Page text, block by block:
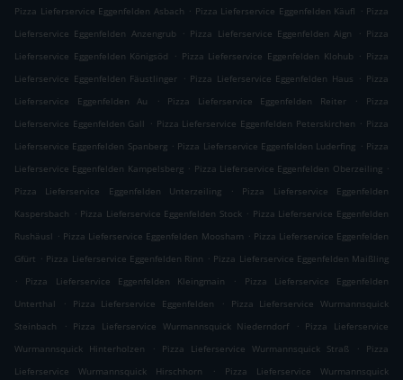
Pizza Lieferservice Eggenfelden Asbach . Pizza Lieferservice Eggenfelden Käufl . Pizza
Lieferservice Eggenfelden Anzengrub
. Pizza Lieferservice Eggenfelden Aign . Pizza
Lieferservice Eggenfelden Königsöd
. Pizza Lieferservice Eggenfelden Klohub . Pizza
Lieferservice Eggenfelden Fäustlinger . Pizza Lieferservice Eggenfelden Haus . Pizza
Lieferservice Eggenfelden Au
. Pizza Lieferservice Eggenfelden Reiter .
Pizza
Lieferservice Eggenfelden Gall . Pizza Lieferservice Eggenfelden Peterskirchen . Pizza
Lieferservice Eggenfelden Spanberg . Pizza Lieferservice Eggenfelden Luderfing . Pizza
Lieferservice Eggenfelden Kampelsberg . Pizza Lieferservice Eggenfelden Oberzeiling .
Pizza Lieferservice Eggenfelden Unterzeiling
.
Pizza Lieferservice Eggenfelden
Kaspersbach . Pizza Lieferservice Eggenfelden Stock . Pizza Lieferservice Eggenfelden
Rushäusl . Pizza Lieferservice Eggenfelden Moosham . Pizza Lieferservice Eggenfelden
Gfürt . Pizza Lieferservice Eggenfelden Rinn . Pizza Lieferservice Eggenfelden Maißling
.
Pizza Lieferservice Eggenfelden Kleingmain .
Pizza Lieferservice Eggenfelden
Unterthal
. Pizza Lieferservice Eggenfelden .
Pizza Lieferservice Wurmannsquick
Steinbach
. Pizza Lieferservice Wurmannsquick Niederndorf . Pizza Lieferservice
Wurmannsquick Hinterholzen
. Pizza Lieferservice Wurmannsquick Straß .
Pizza
Lieferservice Wurmannsquick Hirschhorn
. Pizza Lieferservice Wurmannsquick